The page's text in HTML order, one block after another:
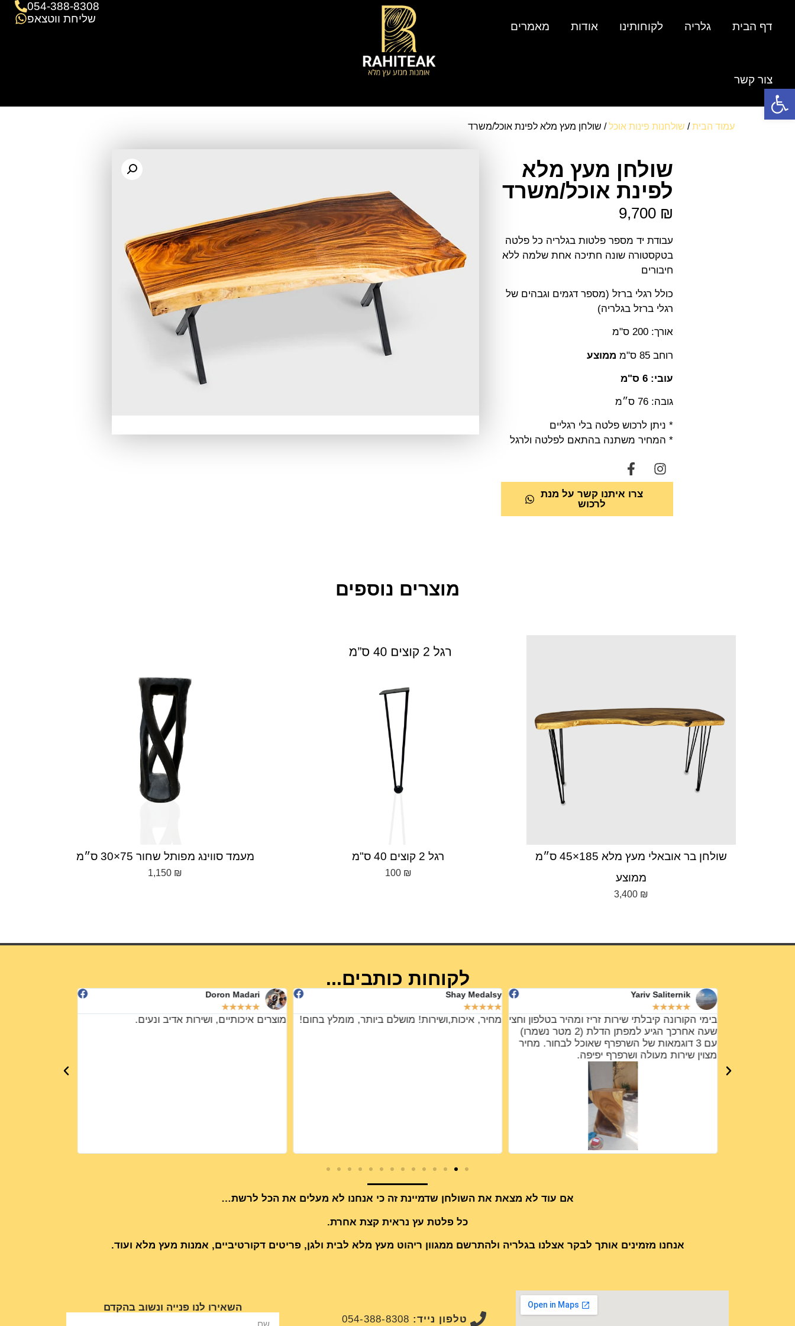
פתח סרגל נגישות
דף הבית גלריה לקוחותינו אודות מאמרים
צור קשר
054-388-8308
שליחת ווטצאפ
עמוד הבית/ שולחנות פינות אוכל/ שולחן מעץ מלא לפינת אוכל/משרד
שולחן מעץ מלא
לפינת אוכל/משרד
9,700 ₪
עבודת יד מספר פלטות בגלריה כל פלטה
בטקסטורה שונה חתיכה אחת שלמה ללא
חיבורים
כולל רגלי ברזל (מספר דגמים וגבהים של
רגלי ברזל בגלריה)
אורך: 200 ס"מ
רוחב 85 ס"מ ממוצע
עובי: 6 ס"מ
גובה: 76 ס״מ
* ניתן לרכוש פלטה בלי רגליים
* המחיר משתנה בהתאם לפלטה ולרגל
צרו איתנו קשר על מנת
לרכוש
מוצרים נוספים
רגל 2 קוצים 40 ס"מ
100₪
ממוצע
לקוחות כותבים...
Yariv Saliternik
★
★
★
★
★
בימי הקורונה קיבלתי שירות זריז ומהיר בטלפון וחצי
שעה אחרכך הגיע למפתן הדלת (2 מטר נשמרו)
עם 3 דוגמאות של השרפרף שאוכל לבחור. מחיר
מצוין שירות מעולה ושרפרף יפיפה.
Shay Medalsy
★
★
★
★
★
מחיר, איכות,ושירות! מושלם ביותר, מומלץ בחום!
Doron Madari
★
★
★
★
★
מוצרים איכותיים, ושירות אדיב ונעים.
אם עוד לא מצאת את השולחן שדמיינת זה כי אנחנו לא מעלים את הכל לרשת…
כל פלטת עץ נראית קצת אחרת.
אנחנו מזמינים אותך לבקר אצלנו בגלריה ולהתרשם ממגוון ריהוט מעץ מלא לבית ולגן, פריטים דקורטיביים, אמנות מעץ מלא ועוד.
טלפון נייד:
השאירו לנו פנייה ונשוב בהקדם